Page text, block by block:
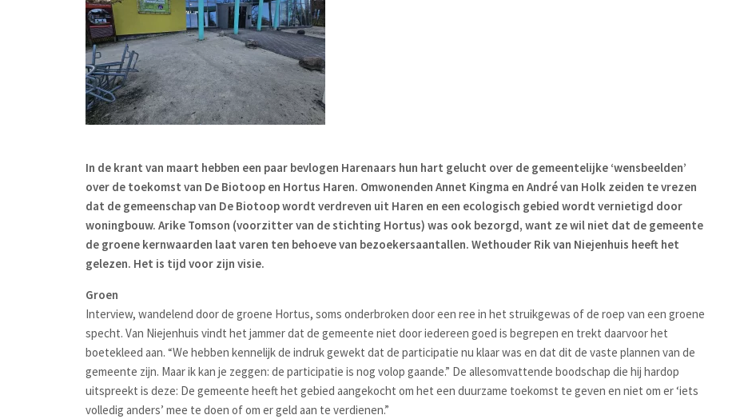
In de krant van maart hebben een paar bevlogen Harenaars hun hart gelucht over de gemeentelijke ‘wensbeelden’
over de toekomst van De Biotoop en Hortus Haren. Omwonenden Annet Kingma en André van Holk zeiden te vrezen
dat de gemeenschap van De Biotoop wordt verdreven uit Haren en een ecologisch gebied wordt vernietigd door
woningbouw. Arike Tomson (voorzitter van de stichting Hortus) was ook bezorgd, want ze wil niet dat de gemeente
de groene kernwaarden laat varen ten behoeve van bezoekersaantallen. Wethouder Rik van Niejenhuis heeft het
gelezen. Het is tijd voor zijn visie.
Groen
Interview, wandelend door de groene Hortus, soms onderbroken door een ree in het struikgewas of de roep van een groene
specht. Van Niejenhuis vindt het jammer dat de gemeente niet door iedereen goed is begrepen en trekt daarvoor het
boetekleed aan. “We hebben kennelijk de indruk gewekt dat de participatie nu klaar was en dat dit de vaste plannen van de
gemeente zijn. Maar ik kan je zeggen: de participatie is nog volop gaande.” De allesomvattende boodschap die hij hardop
uitspreekt is deze: De gemeente heeft het gebied aangekocht om het een duurzame toekomst te geven en niet om er ‘iets
volledig anders’ mee te doen of om er geld aan te verdienen.”